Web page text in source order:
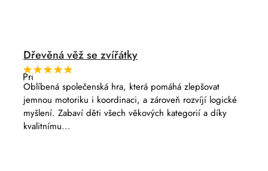
Dřevěná věž se zvířátky
Průměrné
hodnocení
produktu
je
5,0
z
5
Oblíbená společenská hra, která pomáhá zlepšovat
jemnou motoriku i koordinaci, a zároveň rozvíjí logické
myšlení. Zabaví děti všech věkových kategorií a díky
kvalitnímu...